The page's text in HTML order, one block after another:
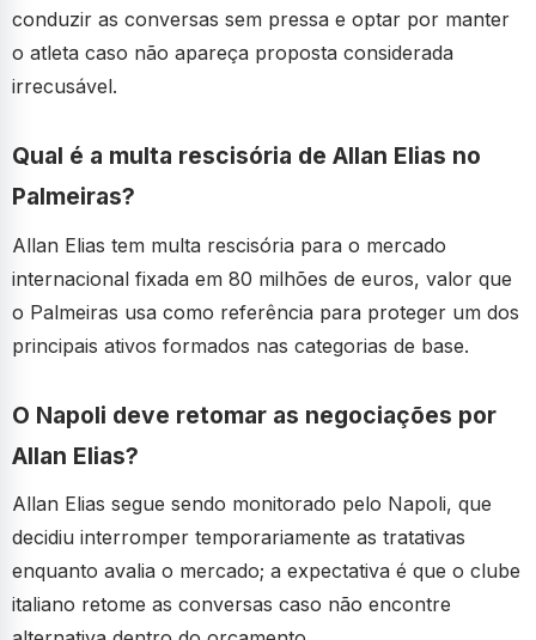
conduzir as conversas sem pressa e optar por manter
o atleta caso não apareça proposta considerada
irrecusável.
Qual é a multa rescisória de Allan Elias no
Palmeiras?
Allan Elias tem multa rescisória para o mercado
internacional fixada em 80 milhões de euros, valor que
o Palmeiras usa como referência para proteger um dos
principais ativos formados nas categorias de base.
O Napoli deve retomar as negociações por
Allan Elias?
Allan Elias segue sendo monitorado pelo Napoli, que
decidiu interromper temporariamente as tratativas
enquanto avalia o mercado; a expectativa é que o clube
italiano retome as conversas caso não encontre